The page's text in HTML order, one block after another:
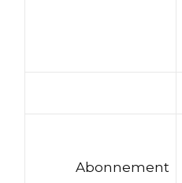
Abonnement